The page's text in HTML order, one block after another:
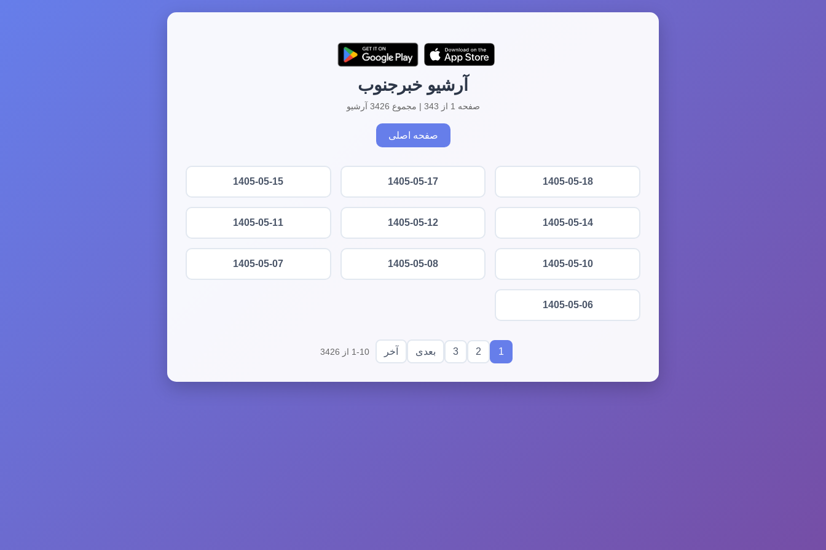
آرشیو خبرجنوب
صفحه 1 از 343 | مجموع 3426 آرشیو
صفحه اصلی
1405-05-18
1405-05-17
1405-05-15
1405-05-14
1405-05-12
1405-05-11
1405-05-10
1405-05-08
1405-05-07
1405-05-06
1
2
3 بعدی آخر 1-10 از 3426